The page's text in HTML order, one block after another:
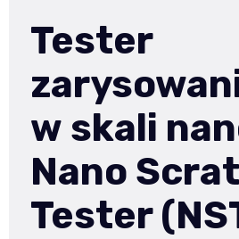
Tester
w skali
Nano
Tester